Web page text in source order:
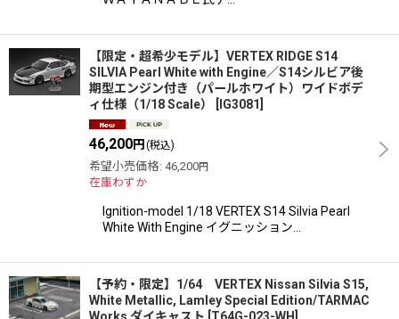
【限定・超希少モデル】VERTEX RIDGE S14
SILVIA Pearl White with Engine／S14シルビア後
期型エンジン付き（パールホワイト）ワイドボデ
ィ仕様（1/18 Scale）
IG3081
46,200円 (税込)
希望小売価格: 46,200円
在庫わずか
Ignition-model 1/18 VERTEX S14 Silvia Pearl
White With Engine イグニッション…
【予約・限定】1/64 VERTEX Nissan Silvia S15,
White Metallic, Lamley Special Edition/TARMAC